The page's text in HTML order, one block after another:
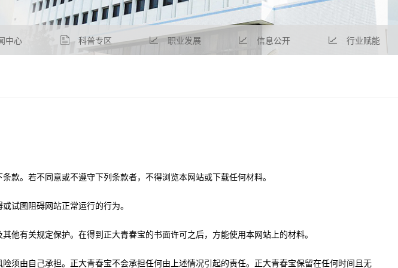
中心 科普专区 职业发展 信息公开 行业赋能
。若不同意或不遵守下列条款者，不得浏览本网站或下载任何材料。
试图阻碍网站正常运行的行为。
他有关规定保护。在得到正大青春宝的书面许可之后，方能使用本网站上的材料。
须由自己承担。 正大青春宝不会承担任何由上述情况引起的责任。 正大青春宝保留在任何时间且无